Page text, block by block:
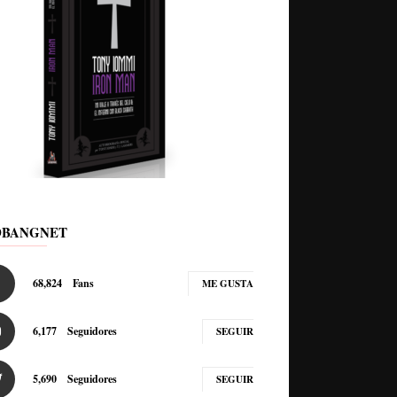
68,824 Fans ME GUSTA
6,177 Seguidores SEGUIR
5,690 Seguidores SEGUIR